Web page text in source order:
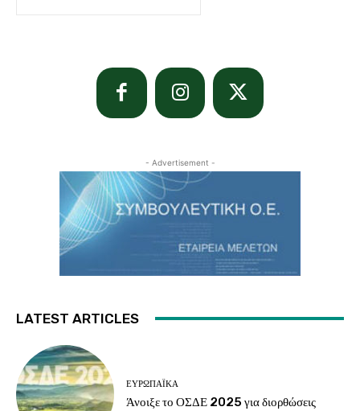
- Advertisement -
LATEST ARTICLES
ΕΥΡΩΠΑΪΚΆ
Άνοιξε το ΟΣΔΕ 2025 για διορθώσεις